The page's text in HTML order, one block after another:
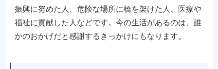
振興に努めた人、危険な場所に橋を架けた人、医療や
福祉に貢献した人などです。今の生活があるのは、誰
かのおかげだと感謝するきっかけにもなります。